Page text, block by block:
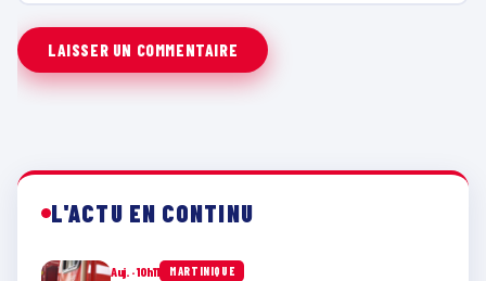
L'ACTU EN CONTINU
Auj. · 10h11 MARTINIQUE